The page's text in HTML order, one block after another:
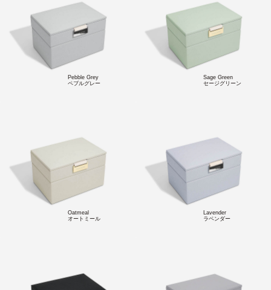
Pebble Grey
ペブルグレー
Sage Green
セージグリーン
Oatmeal
オートミール
Lavender
ラベンダー